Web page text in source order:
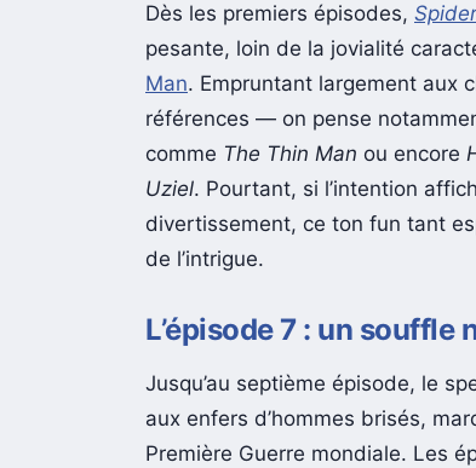
Dès les premiers épisodes,
pesante, loin de la jovialité
Man. Empruntant largement aux
références — on pense
comme The Thin Man ou encore
Uziel. Pourtant, si l’intention
divertissement, ce ton fun tant
de l’intrigue.
L’épisode 7 : un
Jusqu’au septième épisode, le
aux enfers d’hommes brisés,
Première Guerre mondiale. Les